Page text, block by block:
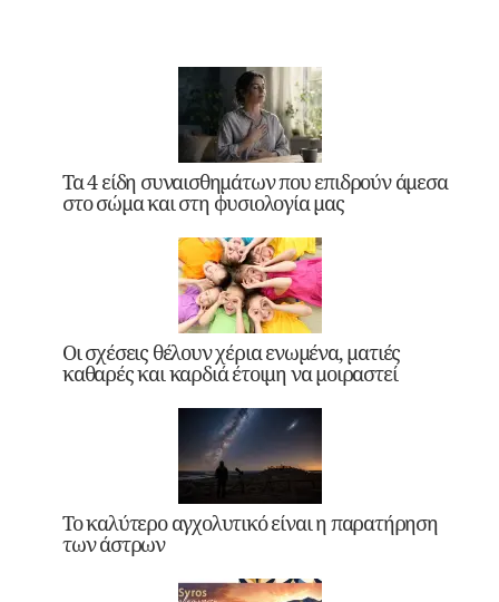
Τα 4 είδη συναισθημάτων που επιδρούν άμεσα
στο σώμα και στη φυσιολογία μας
Οι σχέσεις θέλουν χέρια ενωμένα, ματιές
καθαρές και καρδιά έτοιμη να μοιραστεί
Το καλύτερο αγχολυτικό είναι η παρατήρηση
των άστρων